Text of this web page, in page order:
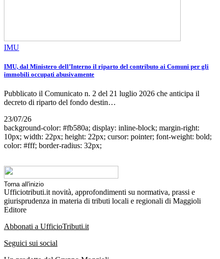
IMU
IMU, dal Ministero dell’Interno il riparto del contributo ai Comuni per gli
immobili occupati abusivamente
Pubblicato il Comunicato n. 2 del 21 luglio 2026 che anticipa il
decreto di riparto del fondo destin…
23/07/26
background-color: #fb580a; display: inline-block; margin-right:
10px; width: 22px; height: 22px; cursor: pointer; font-weight: bold;
color: #fff; border-radius: 32px;
Torna all'inizio
Ufficiotributi.it novità, approfondimenti su normativa, prassi e
giurisprudenza in materia di tributi locali e regionali di Maggioli
Editore
Abbonati a UfficioTributi.it
Seguici sui social